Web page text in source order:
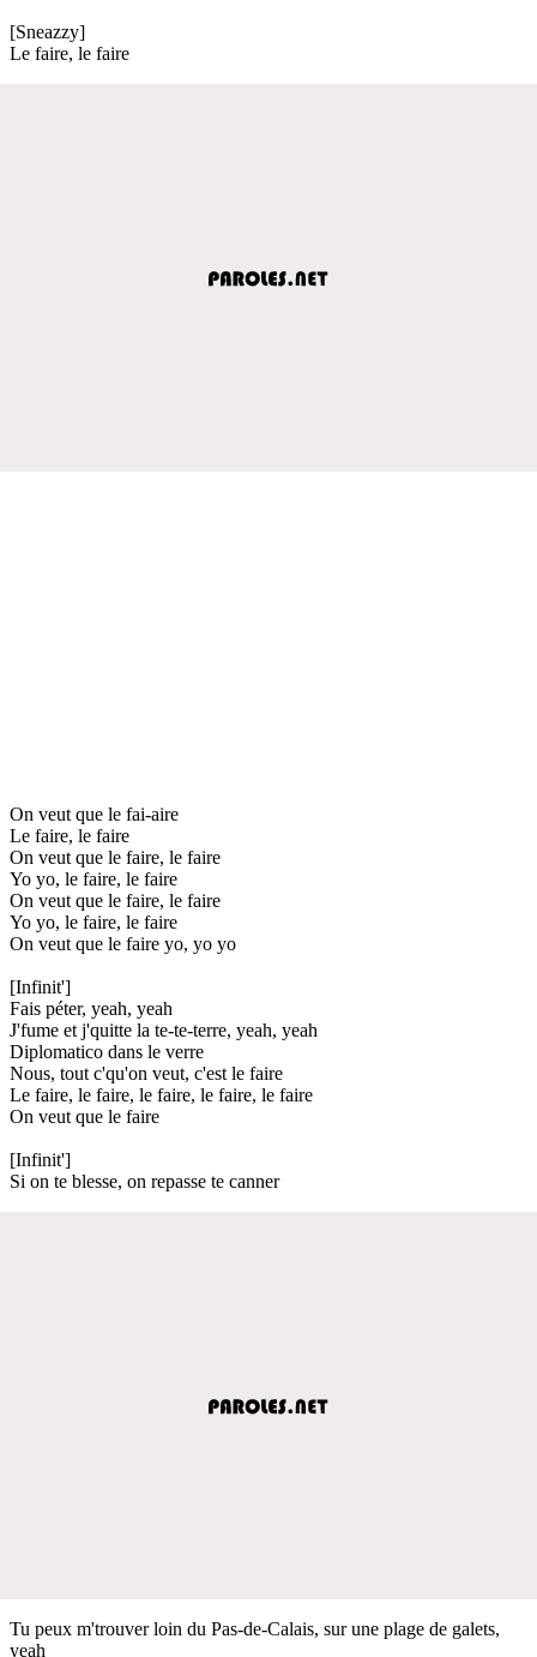
[Sneazzy]
Le faire, le faire
On veut que le fai-aire
Le faire, le faire
On veut que le faire, le faire
Yo yo, le faire, le faire
On veut que le faire, le faire
Yo yo, le faire, le faire
On veut que le faire yo, yo yo
[Infinit']
Fais péter, yeah, yeah
J'fume et j'quitte la te-te-terre, yeah, yeah
Diplomatico dans le verre
Nous, tout c'qu'on veut, c'est le faire
Le faire, le faire, le faire, le faire, le faire
On veut que le faire
[Infinit']
Si on te blesse, on repasse te canner
Tu peux m'trouver loin du Pas-de-Calais, sur une plage de galets,
yeah